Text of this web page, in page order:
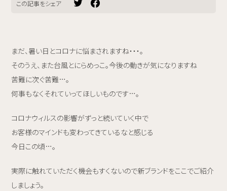
この記事をシェア
まだ、暑い日とコロナに悩まされますね・・・。
そのうえ、また台風とにらめっこ。今後の動きが気になりますね
苦難に次ぐ苦難…。
何事もなくそれていってほしいものです…。
コロナウィルスの影響がずっと続いていく中で
お客様のマインドも変わってきているなと感じる
今日この頃…。
実際に触れていただく機会もすくないので新ブランドをここでご紹介
しましょう。